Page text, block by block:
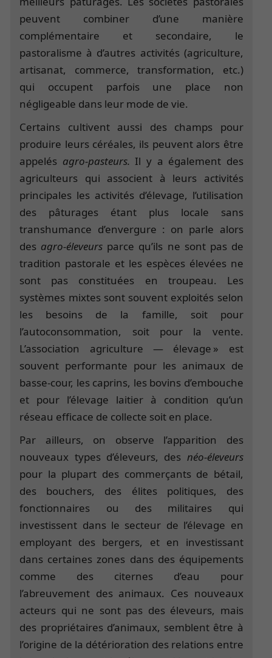
peuvent combiner d’une manière
complémentaire et secondaire, le
pastoralisme à d’autres activités (agriculture,
artisanat, commerce, transformation, etc.)
qui occupent parfois une place non
négligeable dans leur mode de vie.
Certains cultivent aussi des champs pour
produire leurs céréales, ils peuvent alors être
appelés agro-pasteurs. Il y a également des
agriculteurs qui associent à leurs activités
principales les activités d’élevage, l’utilisation
des pâturages étant plus locale sans
transhumance d’envergure : on parle alors
des agro-éleveurs parce qu’ils ne sont pas de
tradition pastorale et les espèces élevées ne
sont pas constituées en troupeau. Les
systèmes mixtes sont souvent exploités selon
les besoins de la famille, soit pour
l’autoconsommation, soit pour la vente.
L’association agriculture — élevage » est
souvent performante pour les animaux de
basse-cour, les caprins, les bovins d’embouche
et pour l’élevage laitier à condition qu’un
réseau efficace de collecte soit en place.
Par ailleurs, on observe l’apparition des
nouveaux types d’éleveurs, des néo-éleveurs
pour la plupart des commerçants de bétail,
des bouchers, des élites politiques, des
fonctionnaires ou des militaires qui
investissent dans le secteur de l’élevage en
employant des bergers, et en investissant
dans certaines zones dans des équipements
comme des citernes d’eau pour
l’abreuvement des animaux. Ces nouveaux
acteurs qui ne sont pas des éleveurs, mais
des propriétaires d’animaux, semblent être à
l’origine de la détérioration des relations entre